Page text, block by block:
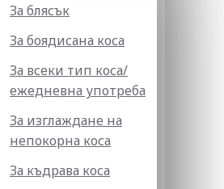
За блясък
За боядисана коса
За всеки тип коса/
ежедневна употреба
За изглаждане на
непокорна коса
За къдрава коса